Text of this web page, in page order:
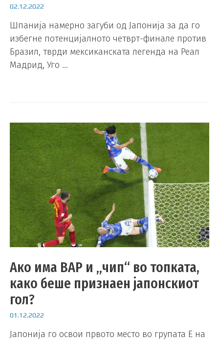
02.12.2022
Шпанија намерно загуби од Јапонија за да го
избегне потенцијалното четврт-финале против
Бразил, тврди мексиканската легенда на Реал
Мадрид, Уго …
Ако има ВАР и „чип“ во топката,
како беше признаен јапонскиот
гол?
01.12.2022
Јапонија го освои првото место во групата Е на